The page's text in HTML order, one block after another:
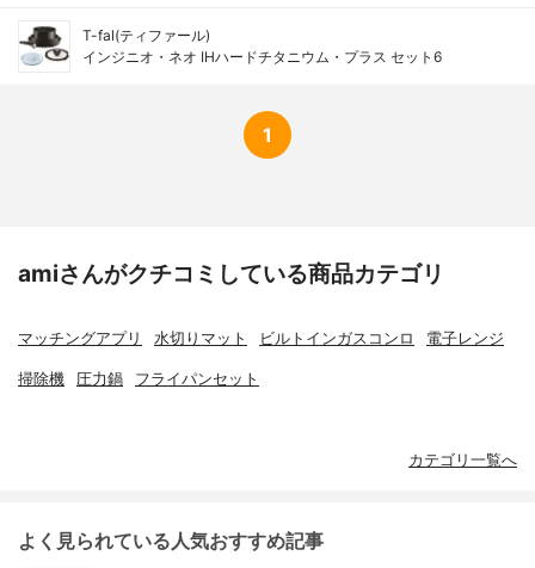
T-fal(ティファール)
インジニオ・ネオ IHハードチタニウム・プラス セット6
1
amiさんがクチコミしている商品カテゴリ
マッチングアプリ 水切りマット ビルトインガスコンロ 電子レンジ
掃除機 圧力鍋 フライパンセット
カテゴリ一覧へ
よく見られている人気おすすめ記事